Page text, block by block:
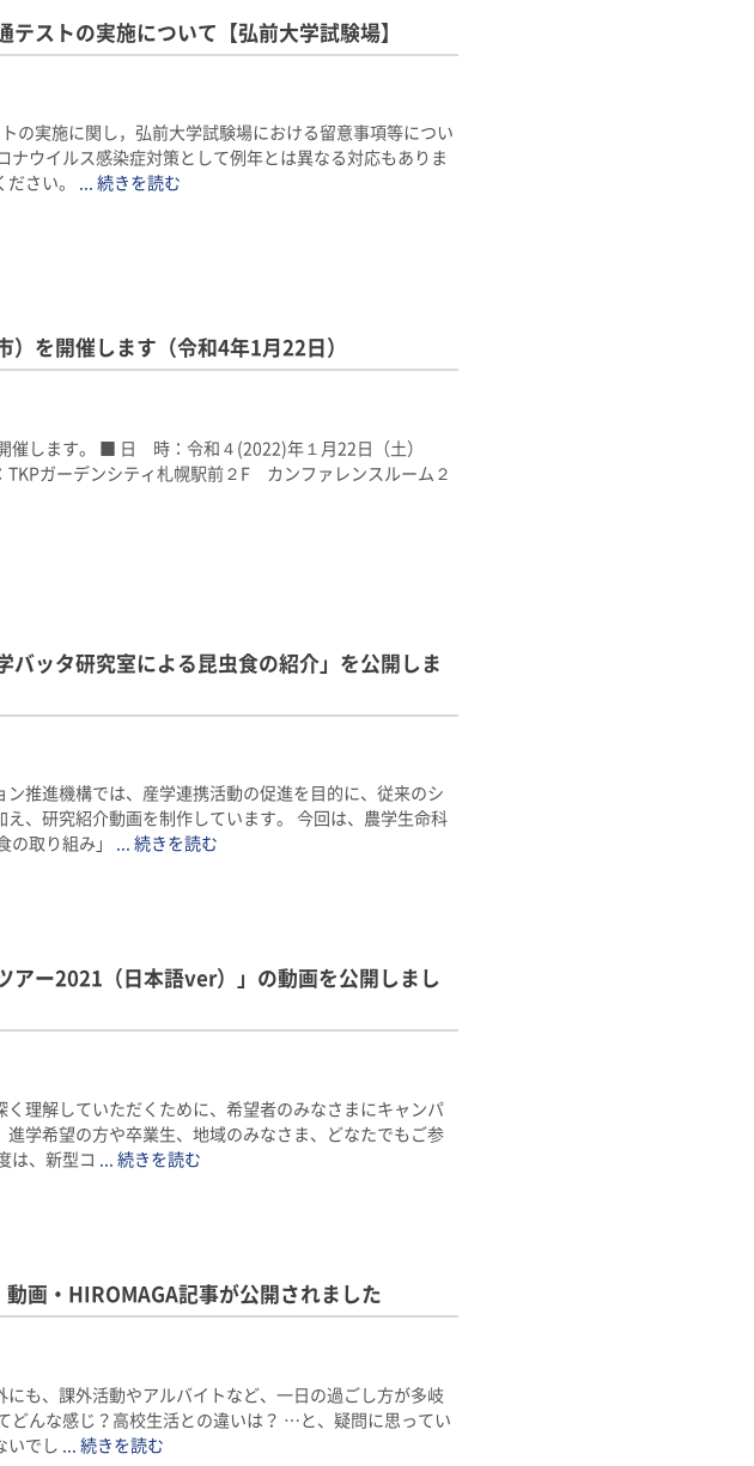
テストの実施について【弘前大学試験場】
の実施に関し，弘前大学試験場における留意事項等につい
ナウイルス感染症対策として例年とは異なる対応もありま
ださい。
... 続きを読む
）を開催します（令和4年1月22日）
催します。 ■ 日 時：令和４(2022)年１月22日（土）
ガーデンシティ札幌駅前２F カンファレンスルーム２
バッタ研究室による昆虫食の紹介」を公開しま
ン推進機構では、産学連携活動の促進を目的に、従来のシ
え、研究紹介動画を制作しています。 今回は、農学生命科
の取り組み」
... 続きを読む
アー2021（日本語ver）」の動画を公開しまし
く理解していただくために、希望者のみなさまにキャンパ
進学希望の方や卒業生、地域のみなさま、どなたでもご参
は、新型コ
... 続きを読む
動画・HIROMAGA記事が公開されました
にも、課外活動やアルバイトなど、一日の過ごし方が多岐
どんな感じ？高校生活との違いは？ …と、疑問に思ってい
いでし
... 続きを読む